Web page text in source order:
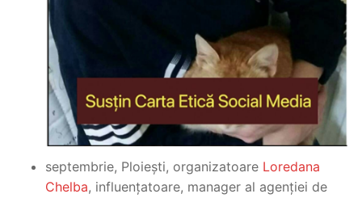
septembrie, Ploiești, organizatoare Loredana
Chelba, influențatoare, manager al agenției de